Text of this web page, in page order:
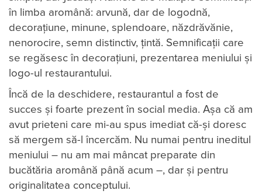
în limba aromână: arvună, dar de logodnă,
decorațiune, minune, splendoare, năzdrăvănie,
nenorocire, semn distinctiv, țintă. Semnificații care
se regăsesc în decorațiuni, prezentarea meniului și
logo-ul restaurantului.
Încă de la deschidere, restaurantul a fost de
succes și foarte prezent în social media. Așa că am
avut prieteni care mi-au spus imediat că-și doresc
să mergem să-l încercăm. Nu numai pentru ineditul
meniului – nu am mai mâncat preparate din
bucătăria aromână până acum –, dar și pentru
originalitatea conceptului.